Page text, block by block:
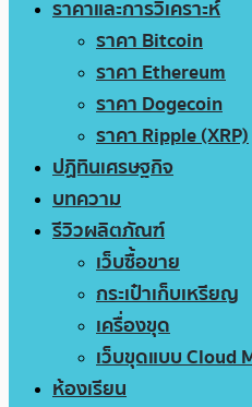
ราคาและการวิเคราะห์
ราคา Bitcoin
ราคา Ethereum
ราคา Dogecoin
ราคา Ripple (XRP)
ปฏิทินเศรษฐกิจ
บทความ
รีวิวผลิตภัณฑ์
เว็บซื้อขาย
กระเป๋าเก็บเหรียญ
เครื่องขุด
เว็บขุดแบบ Cloud
ห้องเรียน